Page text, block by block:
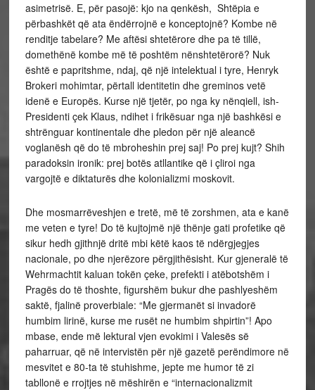
asimetrisë. E, për pasojë: kjo na qenkësh, Shtëpia e
përbashkët që ata ëndërrojnë e konceptojnë? Kombe në
renditje tabelare? Me aftësi shtetërore dhe pa të tillë,
domethënë kombe më të poshtëm nënshtetërorë? Nuk
është e papritshme, ndaj, që një intelektual i tyre, Henryk
Brokeri mohimtar, përtall identitetin dhe greminos vetë
idenë e Europës. Kurse një tjetër, po nga ky nënqiell, ish-
Presidenti çek Klaus, ndihet i frikësuar nga një bashkësi e
shtrënguar kontinentale dhe pledon për një aleancë
voglanësh që do të mbroheshin prej saj! Po prej kujt? Shih
paradoksin ironik: prej botës atllantike që i çliroi nga
vargojtë e diktaturës dhe kolonializmi moskovit.
Dhe mosmarrëveshjen e tretë, më të zorshmen, ata e kanë
me veten e tyre! Do të kujtojmë një thënje gati profetike që
sikur hedh gjithnjë dritë mbi këtë kaos të ndërgjegjes
nacionale, po dhe njerëzore përgjithësisht. Kur gjeneralë të
Wehrmachtit kaluan tokën çeke, prefekti i atëbotshëm i
Pragës do të thoshte, figurshëm bukur dhe pashlyeshëm
saktë, fjalinë proverbiale: “Me gjermanët si invadorë
humbim lirinë, kurse me rusët ne humbim shpirtin”! Apo
mbase, ende më lektural vjen evokimi i Valesës së
paharruar, që në intervistën për një gazetë perëndimore në
mesvitet e 80-ta të stuhishme, jepte me humor të zi
tabllonë e rrojtjes në mëshirën e “internacionalizmit